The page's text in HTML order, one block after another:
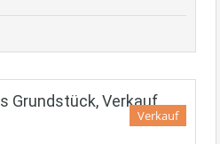
Grundstück, Verkauf
Verkauf